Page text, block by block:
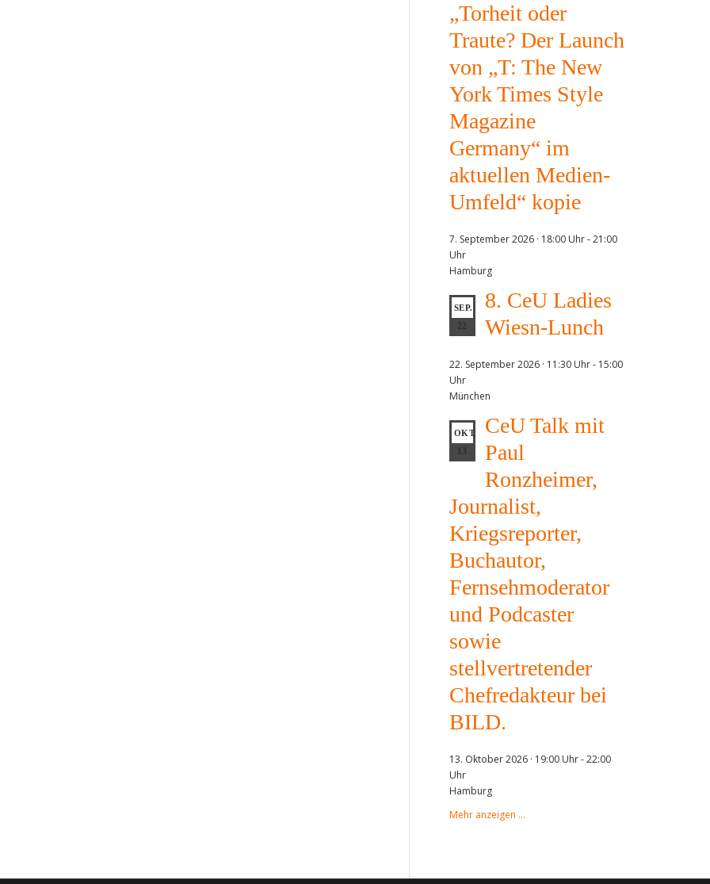
„Torheit oder
Traute? Der Launch
von „T: The New
York Times Style
Magazine
Germany“ im
aktuellen Medien-
Umfeld“ kopie
7. September 2026 · 18:00 Uhr-21:00
Uhr
Hamburg
SEP.
22
8. CeU Ladies
Wiesn-Lunch
22. September 2026 · 11:30 Uhr- 15:00
Uhr
München
OKT.
CeU Talk mit
Paul
Ronzheimer,
Journalist,
Kriegsreporter,
Buchautor,
Fernsehmoderator
und Podcaster
sowie
stellvertretender
Chefredakteur bei
BILD.
13. Oktober 2026 · 19:00 Uhr-22:00
Uhr
Hamburg
Mehr anzeigen …